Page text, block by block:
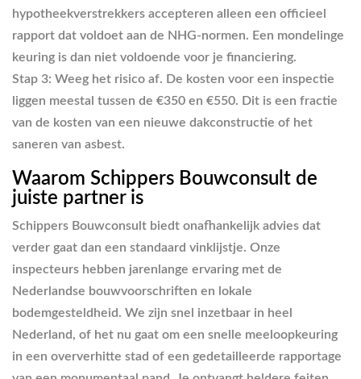
hypotheekverstrekkers accepteren alleen een officieel
rapport dat voldoet aan de NHG-normen. Een mondelinge
keuring is dan niet voldoende voor je financiering.
Stap 3: Weeg het risico af. De kosten voor een inspectie
liggen meestal tussen de €350 en €550. Dit is een fractie
van de kosten van een nieuwe dakconstructie of het
saneren van asbest.
Waarom Schippers Bouwconsult de
juiste partner is
Schippers Bouwconsult biedt onafhankelijk advies dat
verder gaat dan een standaard vinklijstje. Onze
inspecteurs hebben jarenlange ervaring met de
Nederlandse bouwvoorschriften en lokale
bodemgesteldheid. We zijn snel inzetbaar in heel
Nederland, of het nu gaat om een snelle meeloopkeuring
in een oververhitte stad of een gedetailleerde rapportage